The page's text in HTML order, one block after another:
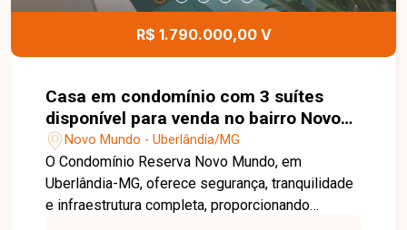
separadamente, proporcionando ainda mais
flexibilidade ao projeto. Entre em contato para
conhecer esta excelente oportunidade comercial.
R$ 1.790.000,00 V
Casa em condomínio com 3 suítes
disponível para venda no bairro Novo
Mundo em Uberlândia-MG
Novo Mundo - Uberlândia/MG
O Condomínio Reserva Novo Mundo, em
Uberlândia-MG, oferece segurança, tranquilidade
e infraestrutura completa, proporcionando